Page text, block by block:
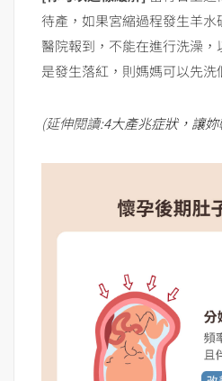
待產，如果宮縮過程發生羊
醫院報到，不能在進行洗澡
是發生落紅，則媽媽可以先洗
(延伸閱讀:4大產兆症狀，讓